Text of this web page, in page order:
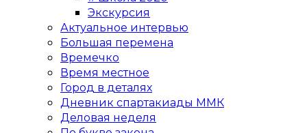
Экскурсия
Актуальное интервью
Большая перемена
Времечко
Время местное
Город в деталях
Дневник спартакиады ММК
Деловая неделя